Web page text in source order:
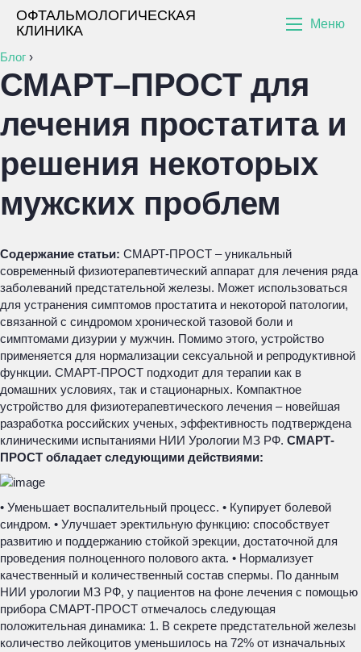
ОФТАЛЬМОЛОГИЧЕСКАЯ
КЛИНИКА
Меню
Блог ›
СМАРТ–ПРОСТ для
лечения простатита и
решения некоторых
мужских проблем
Содержание статьи: СМАРТ-ПРОСТ – уникальный
современный физиотерапевтический аппарат для лечения ряда
заболеваний предстательной железы. Может использоваться
для устранения симптомов простатита и некоторой патологии,
связанной с синдромом хронической тазовой боли и
симптомами дизурии у мужчин. Помимо этого, устройство
применяется для нормализации сексуальной и репродуктивной
функции. СМАРТ-ПРОСТ подходит для терапии как в
домашних условиях, так и стационарных. Компактное
устройство для физиотерапевтического лечения – новейшая
разработка российских ученых, эффективность подтверждена
клиническими испытаниями НИИ Урологии МЗ РФ. СМАРТ-
ПРОСТ обладает следующими действиями:
• Уменьшает воспалительный процесс. • Купирует болевой
синдром. • Улучшает эректильную функцию: способствует
развитию и поддержанию стойкой эрекции, достаточной для
проведения полноценного полового акта. • Нормализует
качественный и количественный состав спермы. По данным
НИИ урологии МЗ РФ, у пациентов на фоне лечения с помощью
прибора СМАРТ-ПРОСТ отмечалось следующая
положительная динамика: 1. В секрете предстательной железы
количество лейкоцитов уменьшилось на 72% от изначальных